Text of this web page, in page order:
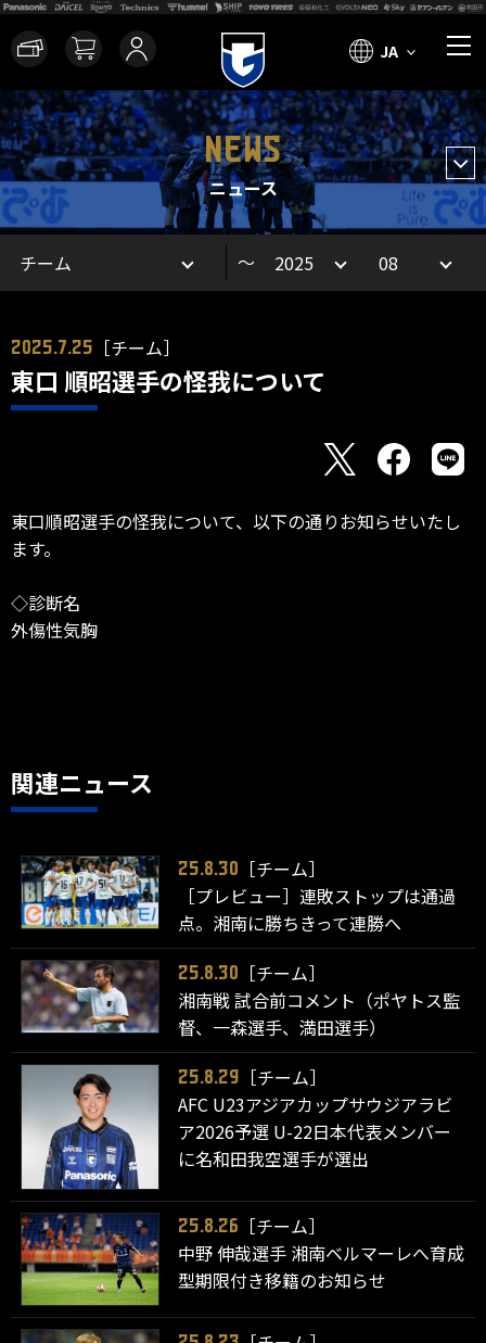
JA
NEWS
ニュース
～
2025.7.25 ［チーム］
東口 順昭選手の怪我について
東口順昭選手の怪我について、以下の通りお知らせいたし
ます。
◇診断名
外傷性気胸
関連ニュース
25.8.30
［チーム］
［プレビュー］連敗ストップは通過
点。湘南に勝ちきって連勝へ
25.8.30
［チーム］
湘南戦 試合前コメント（ポヤトス監
督、一森選手、満田選手）
25.8.29
［チーム］
AFC U23アジアカップサウジアラビ
ア2026予選 U-22日本代表メンバー
に名和田我空選手が選出
25.8.26
［チーム］
中野 伸哉選手 湘南ベルマーレへ育成
型期限付き移籍のお知らせ